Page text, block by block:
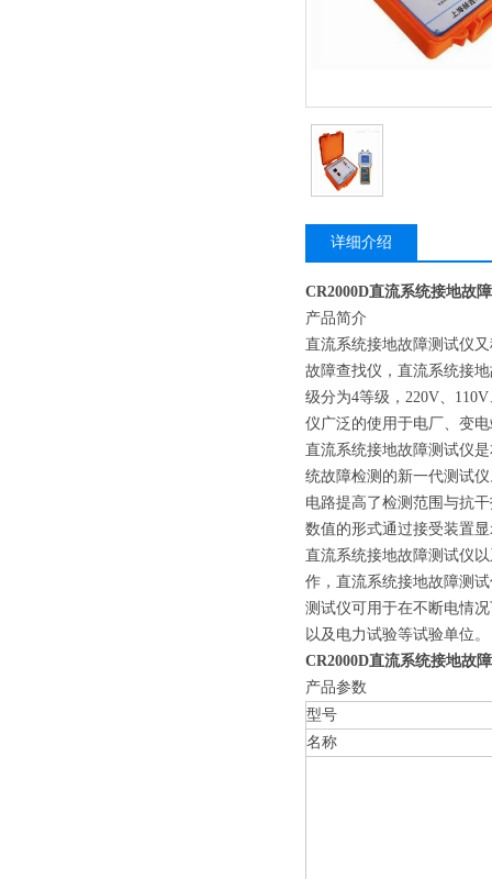
详细介绍
CR2000D直流系统接地故
产品简介
直流系统接地故障测试仪
故障查找仪，直流系统接
级分为4等级，220V、
仪广泛的使用于电厂、变
直流系统接地故障测试仪
统故障检测的新一代测试
电路提高了检测范围与抗
数值的形式通过接受装置
直流系统接地故障测试仪
作，直流系统接地故障测
测试仪可用于在不断电情
以及电力试验等试验单位。
CR2000D直流系统接地故
产品参数
型号
名称